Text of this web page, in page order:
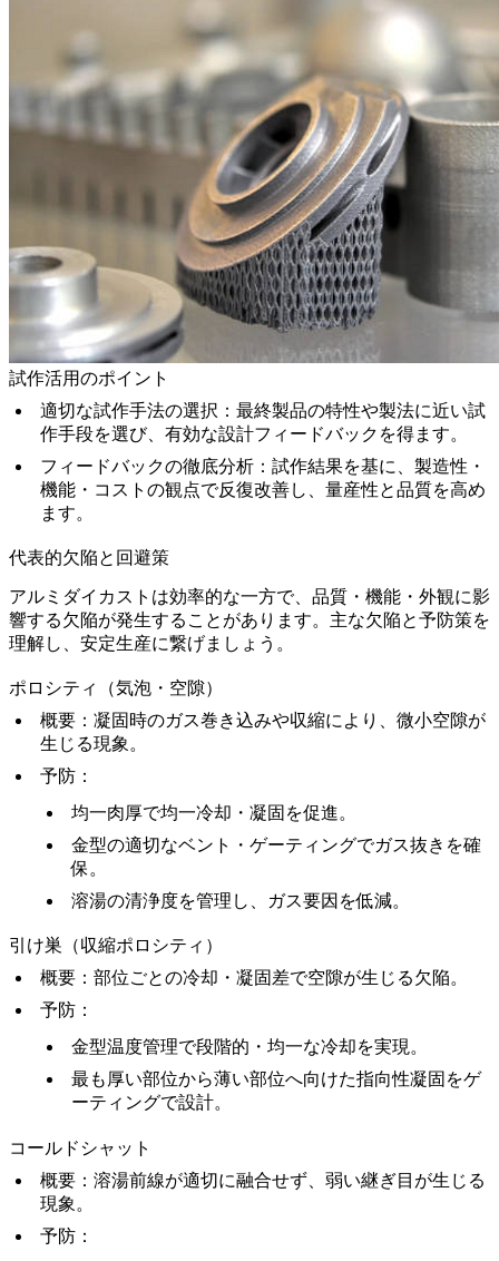
試作活用のポイント
適切な試作手法の選択 ：最終製品の特性や製法に近い試
作手段を選び、有効な設計フィードバックを得ます。
フィードバックの徹底分析 ：試作結果を基に、製造性・
機能・コストの観点で反復改善し、量産性と品質を高め
ます。
代表的欠陥と回避策
アルミダイカストは効率的な一方で、品質・機能・外観に影
響する欠陥が発生することがあります。主な欠陥と予防策を
理解し、安定生産に繋げましょう。
ポロシティ（気泡・空隙）
概要 ：凝固時のガス巻き込みや収縮により、微小空隙が
生じる現象。
予防 ：
均一肉厚で均一冷却・凝固を促進。
金型の適切なベント・ゲーティングでガス抜きを確
保。
溶湯の清浄度を管理し、ガス要因を低減。
引け巣（収縮ポロシティ）
概要 ：部位ごとの冷却・凝固差で空隙が生じる欠陥。
予防 ：
金型温度管理で段階的・均一な冷却を実現。
最も厚い部位から薄い部位へ向けた指向性凝固をゲ
ーティングで設計。
コールドシャット
概要 ：溶湯前線が適切に融合せず、弱い継ぎ目が生じる
現象。
予防 ：